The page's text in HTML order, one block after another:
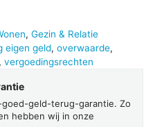
, Gezin & Relatie
eigen geld, overwaarde,
, vergoedingsrechten
geld-terug-garantie. Zo
hebben wij in onze